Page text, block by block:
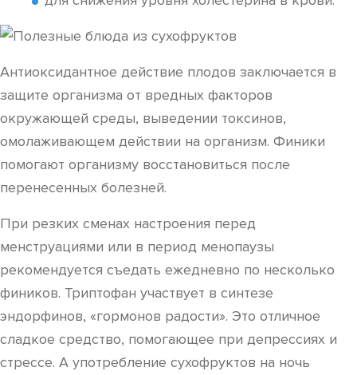
Антиоксидантное действие плодов заключается в
защите организма от вредных факторов
окружающей среды, выведении токсинов,
омолаживающем действии на организм. Финики
помогают организму восстановиться после
перенесенных болезней.
При резких сменах настроения перед
менструациями или в период менопаузы
рекомендуется съедать ежедневно по несколько
фиников. Триптофан участвует в синтезе
эндорфинов, «гормонов радости». Это отличное
сладкое средство, помогающее при депрессиях и
стрессе. А употребление сухофруктов на ночь